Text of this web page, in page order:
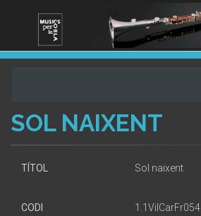
SOL NAIXENT
TÍTOL Sol naixent
CODI 1.1VilCarFr054